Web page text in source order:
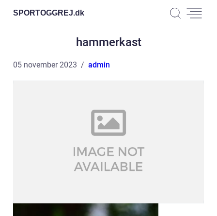
SPORTOGGREJ.dk
hammerkast
05 november 2023 admin